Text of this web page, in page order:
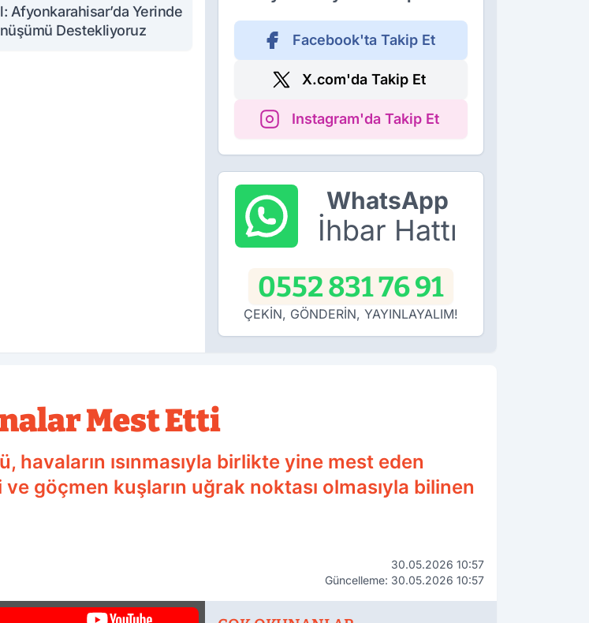
Afyonkarahisar’da Yerinde
Destekliyoruz
Facebook'ta Takip Et
X.com'da Takip Et
Instagram'da Takip Et
WhatsApp
İhbar Hattı
0552 831 76 91
ÇEKİN, GÖNDERİN, YAYINLAYALIM!
Mest Etti
havaların ısınmasıyla birlikte yine mest eden
göçmen kuşların uğrak noktası olmasıyla bilinen
30.05.2026 10:57
Güncelleme: 30.05.2026 10:57